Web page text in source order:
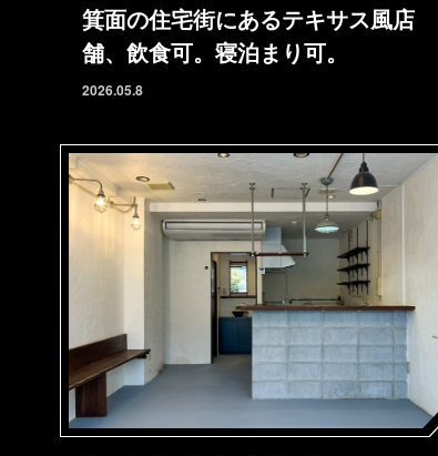
箕面の住宅街にあるテキサス風店
舗、飲食可。寝泊まり可。
2026.05.8